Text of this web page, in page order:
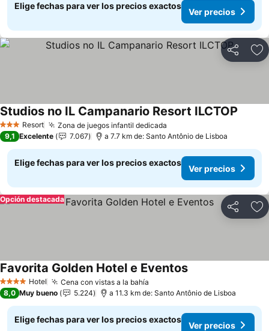
Elige fechas para ver los precios exactos
Ver precios
Compartir
3 EstrellasResort Zona de juegos infantil dedicada
Studios no IL Campanario Resort ILCTOP
9,1 Excelente 7.067 a 7.7 km de: Santo Antônio de Lisboa
Elige fechas para ver los precios exactos
Ver precios
Compartir
Opción destacada
4 EstrellasHotel Cena con vistas a la bahía
Favorita Golden Hotel e EventosVer precios
8,0 Muy bueno 5.224 a 11.3 km de: Santo Antônio de Lisboa
Elige fechas para ver los precios exactos
Ver precios